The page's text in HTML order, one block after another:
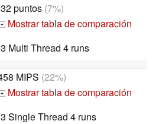
puntos(7%)
+
Mostrar tabla de comparación
Multi Thread 4 runs
MIPS (22%)
+
Mostrar tabla de comparación
Single Thread 4 runs